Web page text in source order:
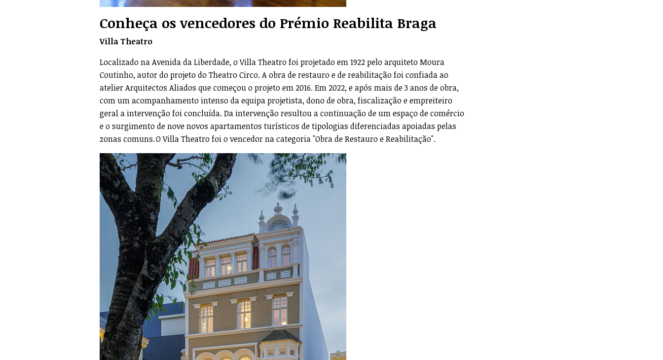
Conheça os vencedores do Prémio Reabilita Braga
VillaTheatro
Localizado na Avenida da Liberdade, o Villa Theatro foi projetado em 1922 pelo arquiteto Moura
Coutinho, autor do projeto do Theatro Circo. A obra de restauro e de reabilitação foi confiada ao
atelier Arquitectos Aliados que começou o projeto em 2016. Em 2022, e após mais de 3 anos de obra,
com um acompanhamento intenso da equipa projetista, dono de obra, fiscalização e empreiteiro
geral a intervenção foi concluída. Da intervenção resultou a continuação de um espaço de comércio
e o surgimento de nove novos apartamentos turísticos de tipologias diferenciadas apoiadas pelas
zonas comuns. O Villa Theatro foi o vencedor na categoria "Obra de Restauro e Reabilitação".